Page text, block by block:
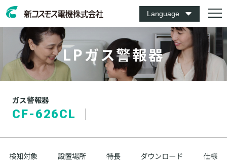
Language
LPガス警報器
ガス警報器
CF-626CL
検知対象 設置場所 特長 ダウンロード 仕様